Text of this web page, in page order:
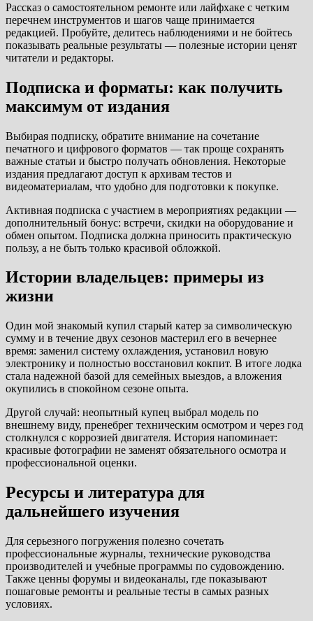
Рассказ о самостоятельном ремонте или лайфхаке с четким
перечнем инструментов и шагов чаще принимается
редакцией. Пробуйте, делитесь наблюдениями и не бойтесь
показывать реальные результаты — полезные истории ценят
читатели и редакторы.
Подписка и форматы: как получить
максимум от издания
Выбирая подписку, обратите внимание на сочетание
печатного и цифрового форматов — так проще сохранять
важные статьи и быстро получать обновления. Некоторые
издания предлагают доступ к архивам тестов и
видеоматериалам, что удобно для подготовки к покупке.
Активная подписка с участием в мероприятиях редакции —
дополнительный бонус: встречи, скидки на оборудование и
обмен опытом. Подписка должна приносить практическую
пользу, а не быть только красивой обложкой.
Истории владельцев: примеры из
жизни
Один мой знакомый купил старый катер за символическую
сумму и в течение двух сезонов мастерил его в вечернее
время: заменил систему охлаждения, установил новую
электронику и полностью восстановил кокпит. В итоге лодка
стала надежной базой для семейных выездов, а вложения
окупились в спокойном сезоне опыта.
Другой случай: неопытный купец выбрал модель по
внешнему виду, пренебрег техническим осмотром и через год
столкнулся с коррозией двигателя. История напоминает:
красивые фотографии не заменят обязательного осмотра и
профессиональной оценки.
Ресурсы и литература для
дальнейшего изучения
Для серьезного погружения полезно сочетать
профессиональные журналы, технические руководства
производителей и учебные программы по судовождению.
Также ценны форумы и видеоканалы, где показывают
пошаговые ремонты и реальные тесты в самых разных
условиях.